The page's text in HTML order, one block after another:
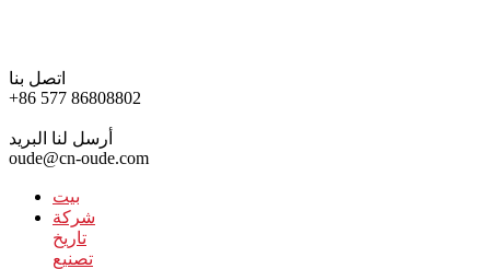
اتصل بنا
+86 577 86808802
أرسل لنا البريد
oude@cn-oude.com
بيت
شركة
تاريخ
تصنيع